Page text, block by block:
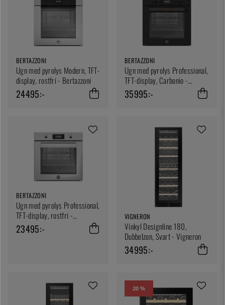
BERTAZZONI
Ugn med pyrolys Modern, TFT-
display, rostfri - Bertazzoni
24495:-
BERTAZZONI
Ugn med pyrolys Professional,
TFT-display, Carbonio -
Bertazzoni
35995:-
BERTAZZONI
Ugn med pyrolys Professional,
TFT-display, rostfri -
Bertazzoni
23495:-
VIGNERON
Vinkyl Designline 180,
Dubbelzon, Svart - Vigneron
34995:-
20 %